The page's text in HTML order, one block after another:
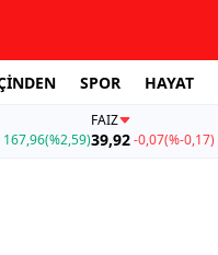
SPOR HAYAT
167,96(%2,59)
FAİZ
39,92-0,07(%-0,17)